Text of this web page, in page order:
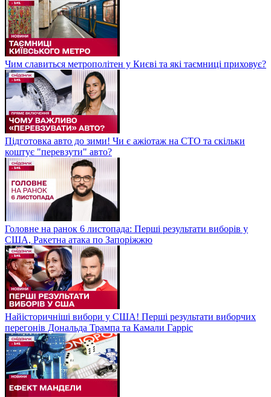
Чим славиться метрополітен у Києві та які таємниці приховує?
Підготовка авто до зими! Чи є ажіотаж на СТО та скільки
коштує "перевзути" авто?
Головне на ранок 6 листопада: Перші результати виборів у
США, Ракетна атака по Запоріжжю
Найісторичніші вибори у США! Перші результати виборчих
перегонів Дональда Трампа та Камали Гарріс